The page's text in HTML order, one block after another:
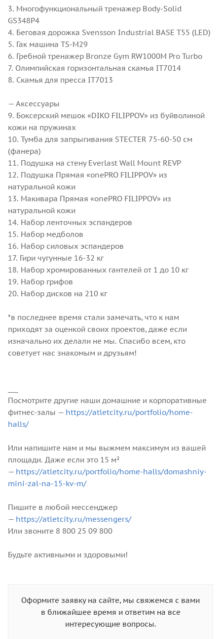
3. Многофункциональный тренажер Body-Solid
GS348P4
4. Беговая дорожка Svensson Industrial BASE T55 (LED)
5. Гак машина ТS-M29
6. Гребной тренажер Bronze Gym RW1000M Pro Turbo
7. Олимпийская горизонтальная скамья IT7014
8. Скамья для пресса IT7013
— Аксессуары
9. Боксерский мешок «DIKO FILIPPOV» из буйволиной
кожи на пружинах
10. Тумба для запрыгивания STECTER 75-60-50 см
(фанера)
11. Подушка на стену Everlast Wall Mount REVP
12. Подушка Прямая «onePRO FILIPPOV» из
натуральной кожи
13. Макивара Прямая «onePRO FILIPPOV» из
натуральной кожи
14. Набор ленточных эспандеров
15. Набор медболов
16. Набор силовых эспандеров
17. Гири чугунные 16-32 кг
18. Набор хромированных гантелей от 1 до 10 кг
19. Набор грифов
20. Набор дисков на 210 кг
*в последнее время стали замечать, что к нам
приходят за оценкой своих проектов, даже если
изначально их делали не мы. Спасибо всем, кто
советует нас знакомым и друзьям!
Посмотрите другие наши домашние и корпоративные
фитнес-залы — https://atletcity.ru/portfolio/home-
halls/
Или напишите нам и мы выжмем максимум из вашей
площади. Даже если это 15 м²
— https://atletcity.ru/portfolio/home-halls/domashniy-
mini-zal-na-15-kv-m/
Пишите в любой мессенджер
— https://atletcity.ru/messengers/
Или звоните 8 800 25 09 800
Будьте активными и здоровыми!
Оформите заявку на сайте, мы свяжемся с вами
в ближайшее время и ответим на все
интересующие вопросы.